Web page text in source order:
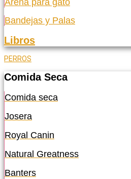
Arena para gato
Bandejas y Palas
Libros
PERROS
Comida Seca
Comida seca
Josera
Royal Canin
Natural Greatness
Banters